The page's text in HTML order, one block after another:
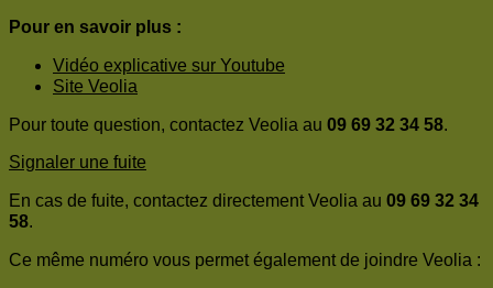
Pour en savoir plus :
Vidéo explicative sur Youtube
Site Veolia
Pour toute question, contactez Veolia au 09 69 32 34 58.
Signaler une fuite
En cas de fuite, contactez directement Veolia au 09 69 32 34
58.
Ce même numéro vous permet également de joindre Veolia :